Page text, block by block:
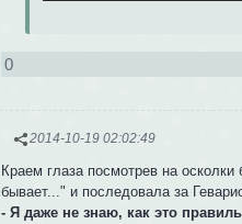
0
2014-10-19 02:02:49
Краем глаза посмотрев на
бывает..." и последовала за
- Я даже не знаю, как это